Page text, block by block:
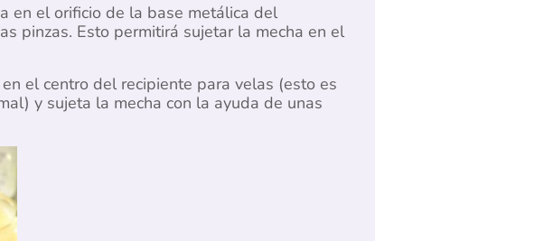
en el orificio de la base metálica del
pinzas. Esto permitirá sujetar la mecha en el
el centro del recipiente para velas (esto es
y sujeta la mecha con la ayuda de unas